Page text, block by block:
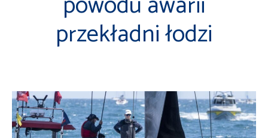
przekładni łodzi